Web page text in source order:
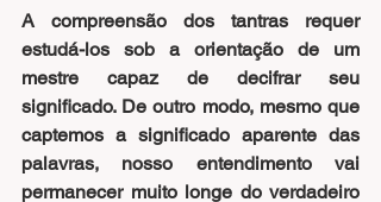
A compreensão dos tantras requer
estudá-los sob a orientação de um
mestre capaz de decifrar seu
significado. De outro modo, mesmo que
captemos a significado aparente das
palavras, nosso entendimento vai
permanecer muito longe do verdadeiro